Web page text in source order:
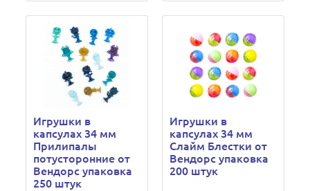
Игрушки в
капсулах 34 мм
Прилипалы
потусторонние от
Вендорс упаковка
250 штук
Игрушки в
капсулах 34 мм
Слайм Блестки от
Вендорс упаковка
200 штук